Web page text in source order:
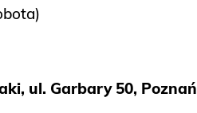
ul. Garbary 50, Poznań